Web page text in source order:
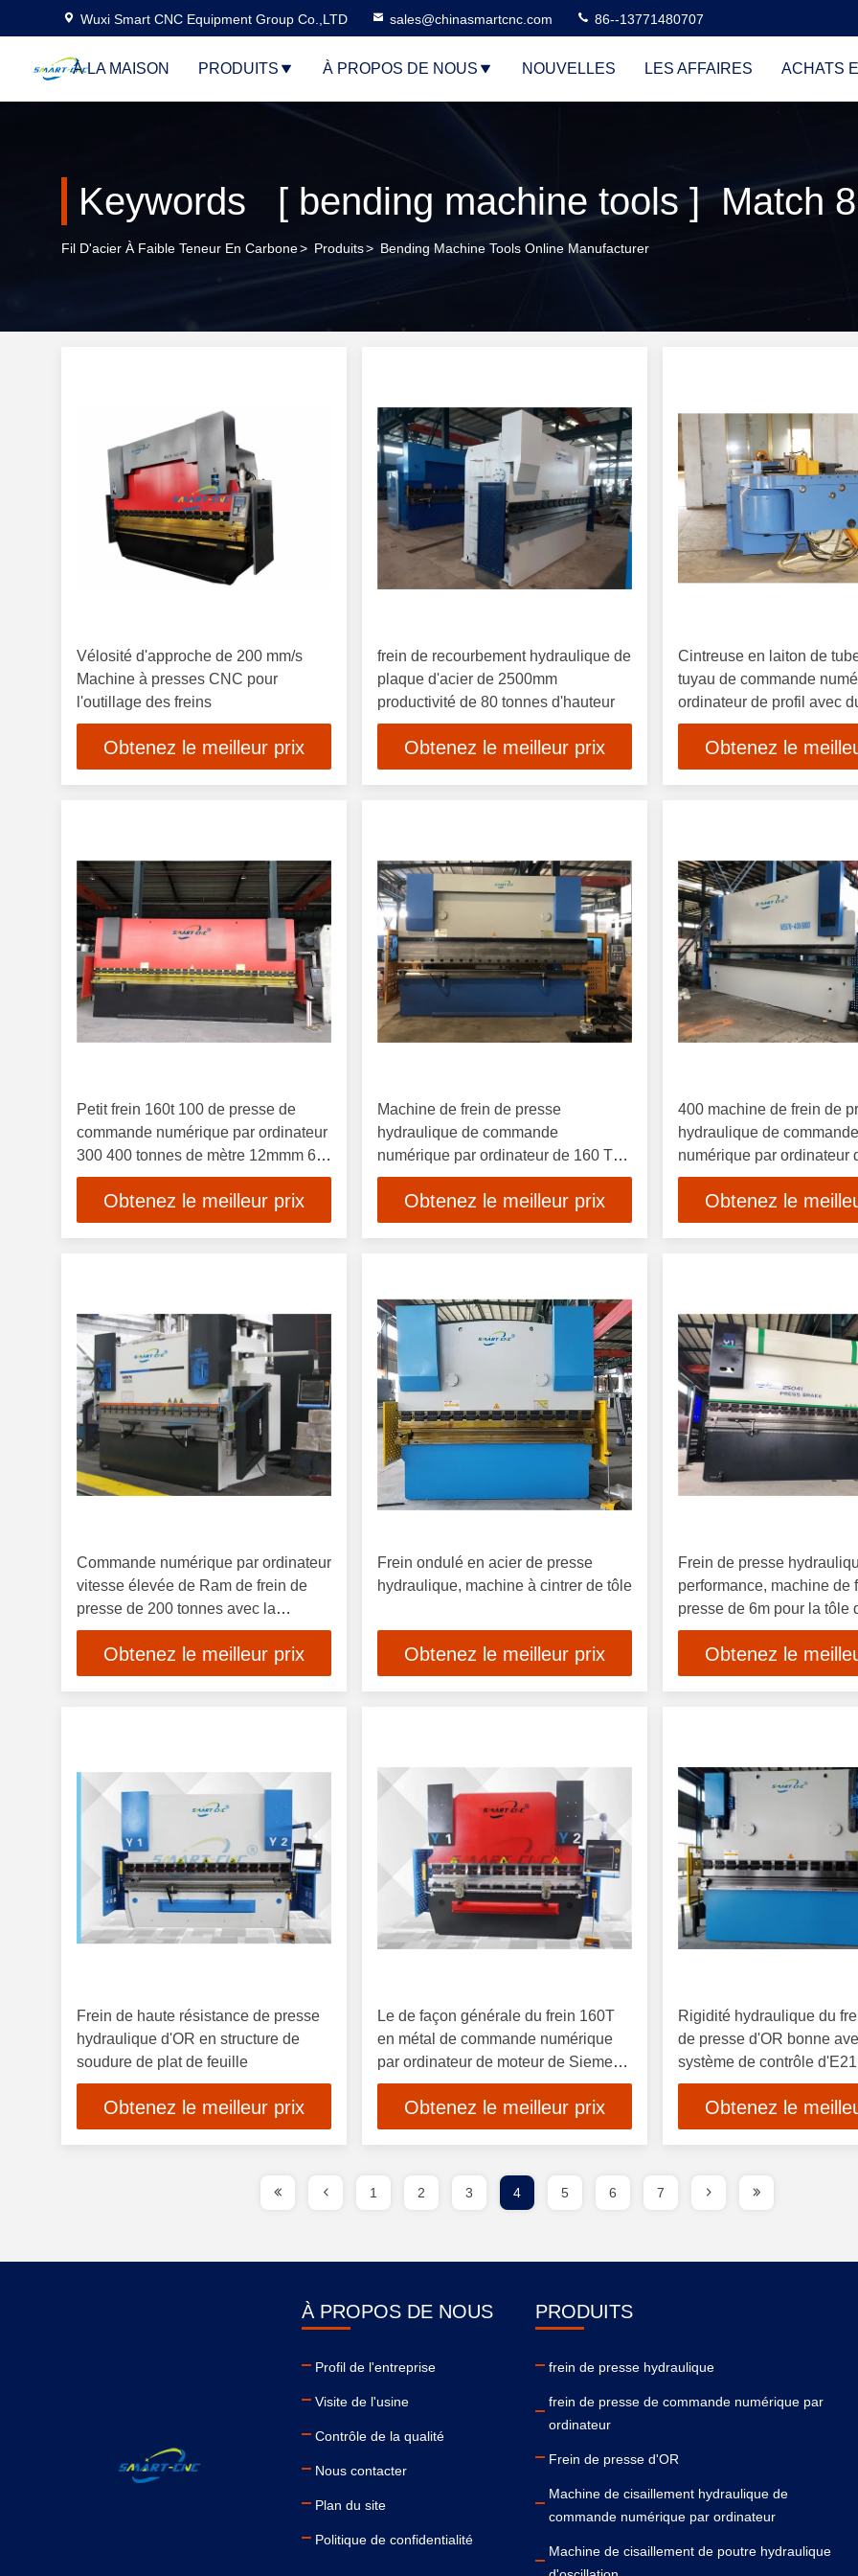
Wuxi Smart CNC Equipment Group Co.,LTD sales@chinasmartcnc.com 86--13771480707
À LA MAISON PRODUITS À PROPOS DE NOUS NOUVELLES LES AFFAIRES ACHATS
Keywords [ bending machine tools ] Match
Fil D'acier À Faible Teneur En Carbone> Produits> Bending Machine Tools Online Manufacturer
Vélosité d'approche de 200 mm/s
Machine à presses CNC pour
l'outillage des freins
Obtenez le meilleur prix
frein de recourbement hydraulique de
plaque d'acier de 2500mm
productivité de 80 tonnes d'hauteur
Obtenez le meilleur prix
Cintreuse en laiton de
tuyau de commande
ordinateur de profil avec
Obtenez le
Petit frein 160t 100 de presse de
commande numérique par ordinateur
300 400 tonnes de mètre 12mmm 6 6
de 3mm 6mm 8mm 10mm 8 10 12
mètresObtenez le meilleur prix
Machine de frein de presse
hydraulique de commande
numérique par ordinateur de 160 Ton
Stainless Steel
Obtenez le meilleur prix
400 machine de frein de
hydraulique de commande
numérique par ordinateur
6m avec le plancher plat
baseObtenez le
Commande numérique par ordinateur
vitesse élevée de Ram de frein de
presse de 200 tonnes avec la
structure complètement de soudure
Obtenez le meilleur prix
Frein ondulé en acier de presse
hydraulique, machine à cintrer de tôle
Obtenez le meilleur prix
Frein de presse
performance, machine de
presse de 6m pour la tôle
Obtenez le
Frein de haute résistance de presse
hydraulique d'OR en structure de
soudure de plat de feuille
Obtenez le meilleur prix
Le de façon générale du frein 160T
en métal de commande numérique
par ordinateur de moteur de Siemens
soudé a traité la structure
Obtenez le meilleur prix
Rigidité hydraulique du
de presse d'OR bonne
système de contrôle
Obtenez le
1 2 3 4 5 6 7
À PROPOS DE NOUS
Profil de l'entreprise
Visite de l'usine
Contrôle de la qualité
Nous contacter
Plan du site
Politique de confidentialité
PRODUITS
frein de presse hydraulique
frein de presse de commande numérique par
ordinateur
Frein de presse d'OR
Machine de cisaillement hydraulique de
commande numérique par ordinateur
Machine de cisaillement de poutre hydraulique